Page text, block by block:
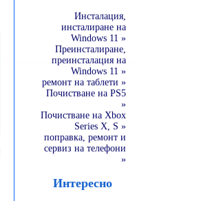
Инсталация,
инсталиране на
Windows 11 »
Преинсталиране,
преинсталация на
Windows 11 »
ремонт на таблети »
Почистване на PS5
»
Почистване на Xbox
Series X, S »
поправка, ремонт и
сервиз на телефони
»
Интересно